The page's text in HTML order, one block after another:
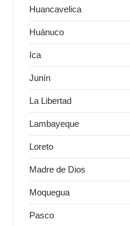
Huancavelica
Huánuco
Ica
Junín
La Libertad
Lambayeque
Loreto
Madre de Dios
Moquegua
Pasco